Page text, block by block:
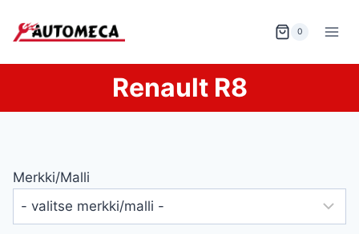
sisältöön
0
Renault R8
Merkki/malli